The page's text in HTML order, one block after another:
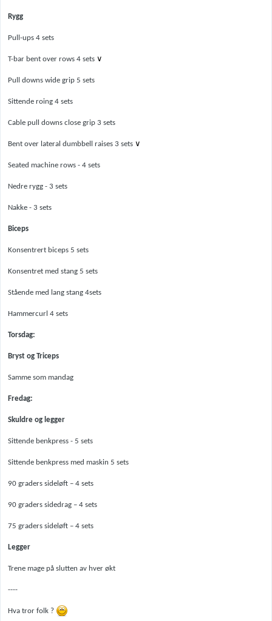
Rygg
Pull-ups 4 sets
T-bar bent over rows 4 sets ∨
Pull downs wide grip 5 sets
Sittende roing 4 sets
Cable pull downs close grip 3 sets
Bent over lateral dumbbell raises 3 sets ∨
Seated machine rows - 4 sets
Nedre rygg - 3 sets
Nakke - 3 sets
Biceps
Konsentrert biceps 5 sets
Konsentret med stang 5 sets
Stående med lang stang 4sets
Hammercurl 4 sets
Torsdag:
Bryst og Triceps
Samme som mandag
Fredag:
Skuldre og legger
Sittende benkpress - 5 sets
Sittende benkpress med maskin 5 sets
90 graders sideløft – 4 sets
90 graders sidedrag – 4 sets
75 graders sideløft – 4 sets
Legger
Trene mage på slutten av hver økt
----
Hva tror folk ?